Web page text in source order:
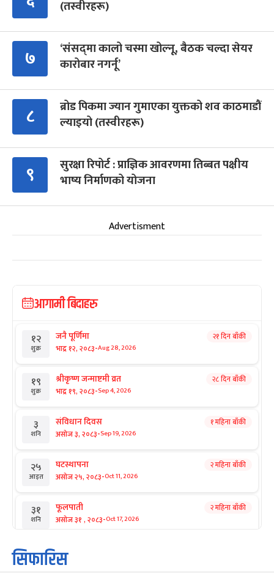
(तस्वीरहरू)
७
‘संसद्‍मा कालो चस्मा खोल्नू, बैठक चल्दा सेयर
कारोबार नगर्नू’
८
ब्रोड पिकमा ज्यान गुमाएका युक्तको शव काठमाडौं
ल्याइयो (तस्वीरहरू)
९
सुरक्षा रिपोर्ट : प्राज्ञिक आवरणमा तिब्बत पक्षीय
भाष्य निर्माणको योजना
Advertisment
आगामी बिदाहरु
१२
शुक्र
जनै पूर्णिमा
भाद्र १२, २०८३-Aug 28, 2026
२१ दिन बाँकी
१९
शुक्र
श्रीकृष्ण जन्माष्टमी व्रत
भाद्र १९, २०८३-Sep 4, 2026
२८ दिन बाँकी
३
शनि
संविधान दिवस
असोज ३, २०८३-Sep 19, 2026
१ महिना बाँकी
२५
आइत
घटस्थापना
असोज २५, २०८३-Oct 11, 2026
२ महिना बाँकी
३१
शनि
फूलपाती
असोज ३१ , २०८३-Oct 17, 2026
२ महिना बाँकी
१
आइत
कार्तिक सङ्क्रान्ति
कार्तिक १, २०८३
सिफारिस